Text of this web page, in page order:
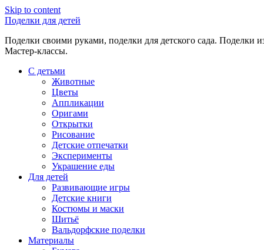
Skip to content
Поделки для детей
Поделки своими руками, поделки для детского сада. Поделки
Мастер-классы.
С детьми
Животные
Цветы
Аппликации
Оригами
Открытки
Рисование
Детские отпечатки
Эксперименты
Украшение еды
Для детей
Развивающие игры
Детские книги
Костюмы и маски
Шитьё
Вальдорфские поделки
Материалы